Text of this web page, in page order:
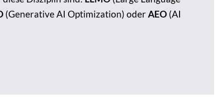
(Generative AI Optimization) oderAEO (AI